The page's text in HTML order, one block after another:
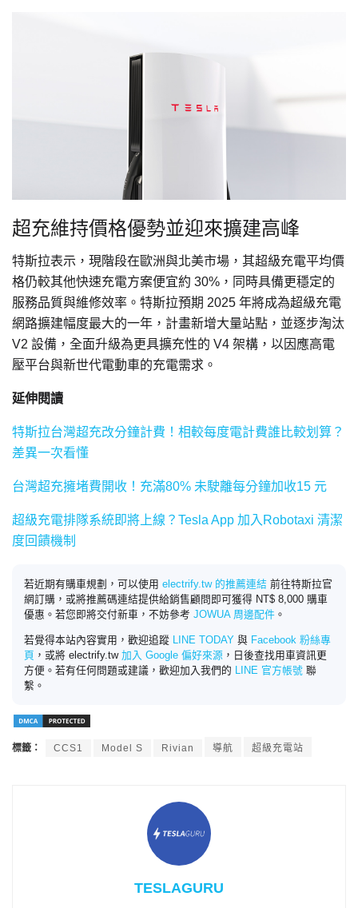
超充維持價格優勢並迎來擴建高峰
特斯拉表示，現階段在歐洲與北美市場，其超級充電平均價
格仍較其他快速充電方案便宜約 30%，同時具備更穩定的
服務品質與維修效率。特斯拉預期 2025 年將成為超級充電
網路擴建幅度最大的一年，計畫新增大量站點，並逐步淘汰
V2 設備，全面升級為更具擴充性的 V4 架構，以因應高電
壓平台與新世代電動車的充電需求。
延伸閱讀
特斯拉台灣超充改分鐘計費！相較每度電計費誰比較划算？
差異一次看懂
台灣超充擁堵費開收！充滿80% 未駛離每分鐘加收15 元
超級充電排隊系統即將上線？Tesla App 加入Robotaxi 清潔
度回饋機制
若近期有購車規劃，可以使用 electrify.tw 的推薦連結 前往特斯拉官
網訂購，或將推薦碼連結提供給銷售顧問即可獲得 NT$ 8,000 購車
優惠。若您即將交付新車，不妨參考 JOWUA 周邊配件 。
若覺得本站內容實用，歡迎追蹤 LINE TODAY 與 Facebook 粉絲專
頁 ，或將 electrify.tw 加入 Google 偏好來源 ，日後查找用車資訊更
方便。若有任何問題或建議，歡迎加入我們的 LINE 官方帳號 聯
繫。
標籤： CCS1 Model S Rivian 導航 超級充電站
TESLAGURU